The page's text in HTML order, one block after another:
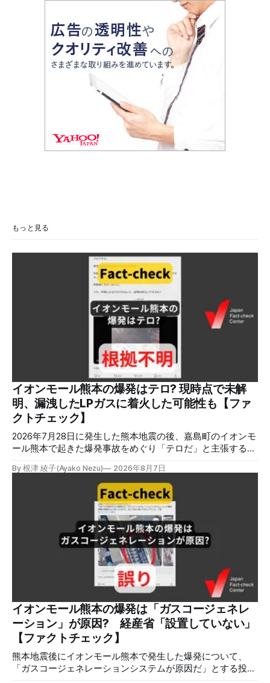
もっと見る
イオンモール熊本の爆発はテロ? 現時点で未解
明、漏洩したLPガスに着火した可能性も【ファ
クトチェック】
2026年7月28日に発生した熊本地震の後、嘉島町のイオンモ
ール熊本で起きた爆発事故をめぐり「テロだ」と主張する投
LPガスに着火した可能性に言及していますが、現時点で未解
明です。イオンは8月5日、外部専門家らによる事故調査委員
会を設置すると発表しました。 検証対象 拡散した言説 2026
年8月2日、イオンモール熊本の爆発がテロによるものだと主
張する投稿がＸで拡散した。 検証する理由 8月5日現在、投
稿は600回以上リポストされ、表示は19万件を超える。 同様
の情報の拡散量を調べるため、「熊本」「イオンモール」
「爆発」「テロ」など複数のキーワードを組み合わせてソー
シャル分析ツールMeltwaterで調べると、総投稿数は8月5日
までに約9900件あった(例1,2,3)。拡散のほとんどはXだ。 こ
れらの投稿は根拠を示していないが、「ガス爆発には見えな
いね」「これは 熊本を略奪する為のテロですよ」など、投
稿を真に受けたり、同調する反応が多い。「デマまたは不確
定な情報を流すな」や「陰謀論だよ」などの指摘
By 根津 綾子(Ayako Nezu) 2026年8月7日
イオンモール熊本の爆発は「ガスコージェネレ
ーション」が原因? 経産省「設置していない」
【ファクトチェック】
熊本地震後にイオンモール熊本で発生した爆発について、
「ガスコージェネレーションシステムが原因だ」とする投稿